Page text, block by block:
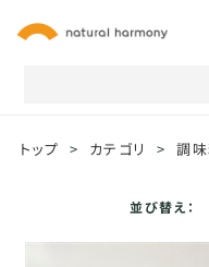
トップ > カテゴリ > 調
並び替え：